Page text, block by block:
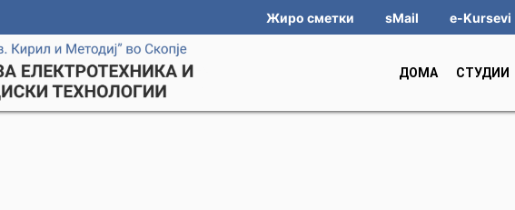
Жиро сметки sMail e-Kursevi
ДОМА СТУДИИ